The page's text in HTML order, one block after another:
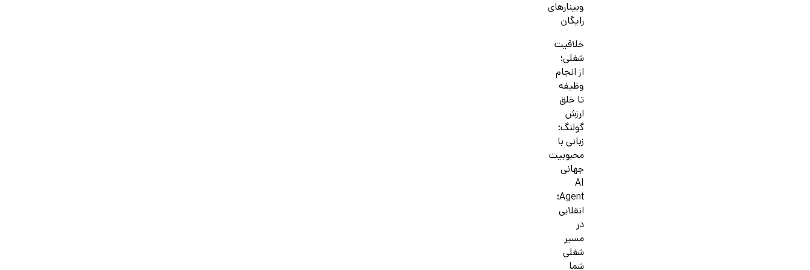
وبینارهای
رایگان
خلاقیت
شغلی؛
از انجام
وظیفه
تا خلق
ارزش
گولنگ؛
زبانی با
محبوبیت
جهانی
AI
Agent؛
انقلابی
در
مسیر
شغلی